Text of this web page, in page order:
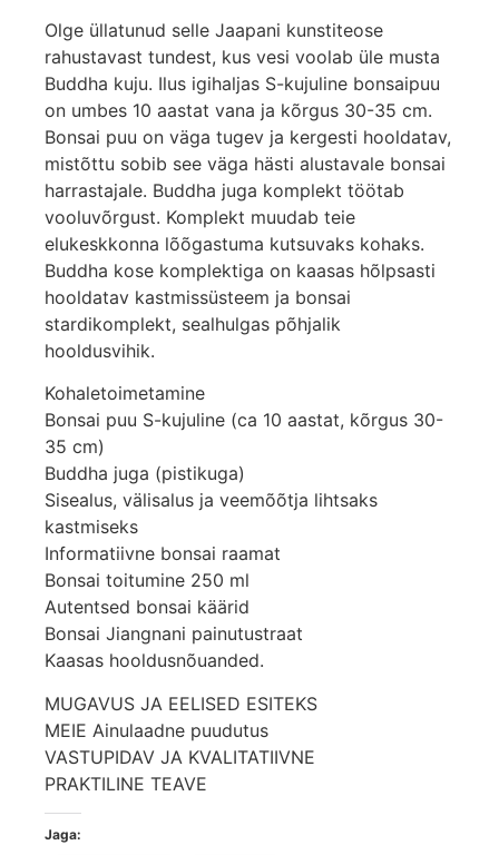
Olge üllatunud selle Jaapani kunstiteose
rahustavast tundest, kus vesi voolab üle musta
Buddha kuju. Ilus igihaljas S-kujuline bonsaipuu
on umbes 10 aastat vana ja kõrgus 30-35 cm.
Bonsai puu on väga tugev ja kergesti hooldatav,
mistõttu sobib see väga hästi alustavale bonsai
harrastajale. Buddha juga komplekt töötab
vooluvõrgust. Komplekt muudab teie
elukeskkonna lõõgastuma kutsuvaks kohaks.
Buddha kose komplektiga on kaasas hõlpsasti
hooldatav kastmissüsteem ja bonsai
stardikomplekt, sealhulgas põhjalik
hooldusvihik.
Kohaletoimetamine
Bonsai puu S-kujuline (ca 10 aastat, kõrgus 30-
35 cm)
Buddha juga (pistikuga)
Sisealus, välisalus ja veemõõtja lihtsaks
kastmiseks
Informatiivne bonsai raamat
Bonsai toitumine 250 ml
Autentsed bonsai käärid
Bonsai Jiangnani painutustraat
Kaasas hooldusnõuanded.
MUGAVUS JA EELISED ESITEKS
MEIE Ainulaadne puudutus
VASTUPIDAV JA KVALITATIIVNE
PRAKTILINE TEAVE
Jaga: